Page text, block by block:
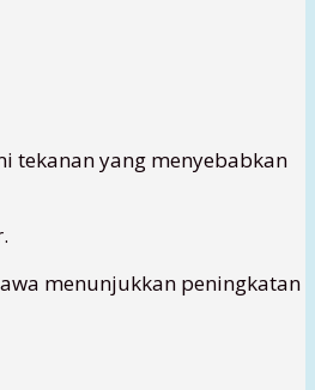
tekanan yang menyebabkan
menunjukkan peningkatan